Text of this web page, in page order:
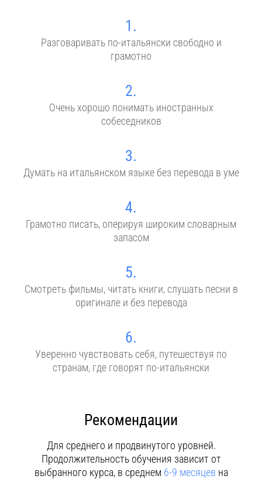
1.
Разговаривать по-итальянски свободно и
грамотно
2.
Очень хорошо понимать иностранных
собеседников
3.
Думать на итальянском языке без перевода в уме
4.
Грамотно писать, оперируя широким словарным
запасом
5.
Смотреть фильмы, читать книги, слушать песни в
оригинале и без перевода
6.
Уверенно чувствовать себя, путешествуя по
странам, где говорят по-итальянски
Рекомендации
Для среднего и продвинутого уровней.
Продолжительность обучения зависит от
выбранного курса, в среднем 6-9 месяцев на